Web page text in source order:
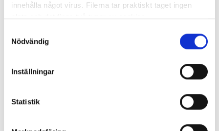
innehålla något virus. Filerna tar praktiskt taget ingen
plats och det finns två typer av cookies.
Den ena typen sparar en fil permanent på din dator,
dessa används för att exempelvis kunna mäta hur du
som besökare rör dig på hemsidan. Detta enbart för att
kunna erbjuda besökaren bättre tjänster och service.
funktioner för detta. Informationen som sparas på din
dator är endast ett unikt nummer utan någon koppling till
Nödvändig
Inställningar
Statistik
376,57 kr/st
ca 7 dagar
-